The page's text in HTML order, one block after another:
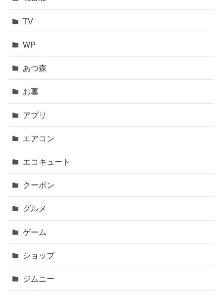
TV
WP
あつ森
お墓
アプリ
エアコン
エコキュート
クーポン
グルメ
ゲーム
ショップ
ジムニー